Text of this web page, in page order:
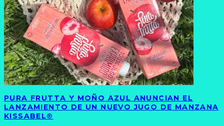
PURA FRUTTA Y MOÑO AZUL ANUNCIAN EL
LANZAMIENTO DE UN NUEVO JUGO DE MANZANA
KISSABEL®